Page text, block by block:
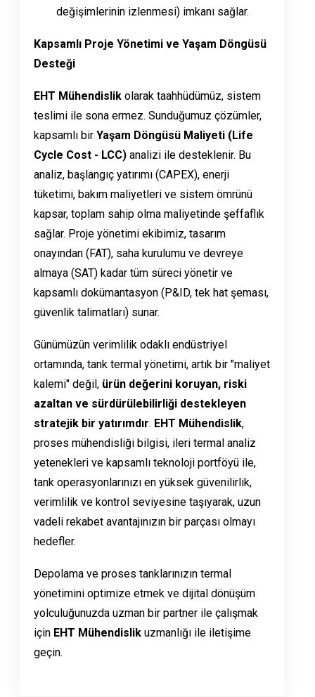
değişimlerinin izlenmesi) imkanı sağlar.
Kapsamlı Proje Yönetimi ve Yaşam Döngüsü
Desteği
EHT Mühendislik olarak taahhüdümüz, sistem
teslimi ile sona ermez. Sunduğumuz çözümler,
kapsamlı bir Yaşam Döngüsü Maliyeti (Life
Cycle Cost - LCC) analizi ile desteklenir. Bu
analiz, başlangıç yatırımı (CAPEX), enerji
tüketimi, bakım maliyetleri ve sistem ömrünü
kapsar, toplam sahip olma maliyetinde şeffaflık
sağlar. Proje yönetimi ekibimiz, tasarım
onayından (FAT), saha kurulumu ve devreye
almaya (SAT) kadar tüm süreci yönetir ve
kapsamlı dokümantasyon (P&ID, tek hat şeması,
güvenlik talimatları) sunar.
Günümüzün verimlilik odaklı endüstriyel
ortamında, tank termal yönetimi, artık bir "maliyet
kalemi" değil, ürün değerini koruyan, riski
azaltan ve sürdürülebilirliği destekleyen
stratejik bir yatırımdır. EHT Mühendislik,
proses mühendisliği bilgisi, ileri termal analiz
yetenekleri ve kapsamlı teknoloji portföyü ile,
tank operasyonlarınızı en yüksek güvenilirlik,
verimlilik ve kontrol seviyesine taşıyarak, uzun
vadeli rekabet avantajınızın bir parçası olmayı
hedefler.
Depolama ve proses tanklarınızın termal
yönetimini optimize etmek ve dijital dönüşüm
yolculuğunuzda uzman bir partner ile çalışmak
için EHT Mühendislik uzmanlığı ile iletişime
geçin.